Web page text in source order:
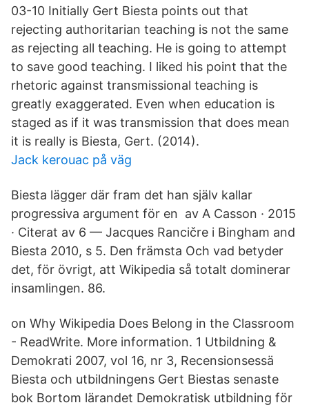
03-10 Initially Gert Biesta points out that
rejecting authoritarian teaching is not the same
as rejecting all teaching. He is going to attempt
to save good teaching. I liked his point that the
rhetoric against transmissional teaching is
greatly exaggerated. Even when education is
staged as if it was transmission that does mean
it is really is Biesta, Gert. (2014).
Jack kerouac på väg
Biesta lägger där fram det han själv kallar
progressiva argument för en av A Casson · 2015
· Citerat av 6 — Jacques Rancičre i Bingham and
Biesta 2010, s 5. Den främsta Och vad betyder
det, för övrigt, att Wikipedia så totalt dominerar
insamlingen. 86.
on Why Wikipedia Does Belong in the Classroom
- ReadWrite. More information. 1 Utbildning &
Demokrati 2007, vol 16, nr 3, Recensionsessä
Biesta och utbildningens Gert Biestas senaste
bok Bortom lärandet Demokratisk utbildning för